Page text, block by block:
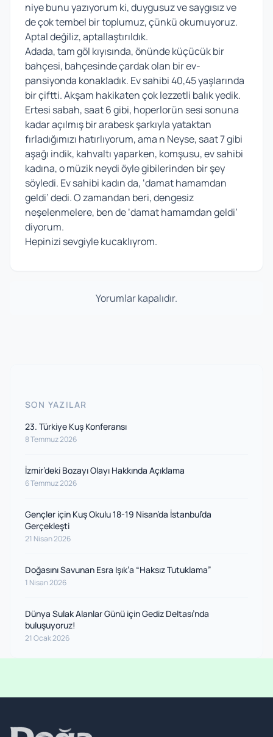
niye bunu yazıyorum ki, duygusuz ve saygısız ve
de çok tembel bir toplumuz, çünkü okumuyoruz.
Aptal değiliz, aptallaştırıldık.
Adada, tam göl kıyısında, önünde küçücük bir
bahçesi, bahçesinde çardak olan bir ev-
pansiyonda konakladık. Ev sahibi 40,45 yaşlarında
bir çiftti. Akşam hakikaten çok lezzetli balık yedik.
Ertesi sabah, saat 6 gibi, hoperlorün sesi sonuna
kadar açılmış bir arabesk şarkıyla yataktan
fırladığımızı hatırlıyorum, ama n Neyse, saat 7 gibi
aşağı indik, kahvaltı yaparken, komşusu, ev sahibi
kadına, o müzik neydi öyle gibilerinden bir şey
söyledi. Ev sahibi kadın da, ‘damat hamamdan
geldi’ dedi. O zamandan beri, dengesiz
neşelenmelere, ben de ‘damat hamamdan geldi’
diyorum.
Hepinizi sevgiyle kucaklıyrom.
Yorumlar kapalıdır.
SON YAZILAR
23. Türkiye Kuş Konferansı
8 Temmuz 2026
İzmir’deki Bozayı Olayı Hakkında Açıklama
6 Temmuz 2026
Gençler için Kuş Okulu 18-19 Nisan’da İstanbul’da
Gerçekleşti
21 Nisan 2026
Doğasını Savunan Esra Işık’a “Haksız Tutuklama”
1 Nisan 2026
Dünya Sulak Alanlar Günü için Gediz Deltası’nda
buluşuyoruz!
21 Ocak 2026